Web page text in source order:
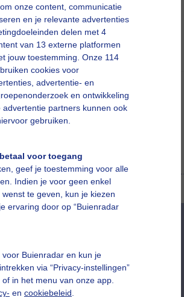
onze content, communicatie
en je relevante advertenties
delen met 4
van 13 externe platformen
jouw toestemming. Onze 114
cookies voor
advertentie- en
en ontwikkeling
partners kunnen ook
gebruiken.
voor toegang
geef je toestemming voor alle
Indien je voor geen enkel
te geven, kun je kiezen
ervaring door op “Buienradar
Buienradar en kun je
via “Privacy-instellingen”
in het menu van onze app.
en cookiebeleid
04-06-2026, 1624x bekeken
Een moment geduld aub...
De Bilt